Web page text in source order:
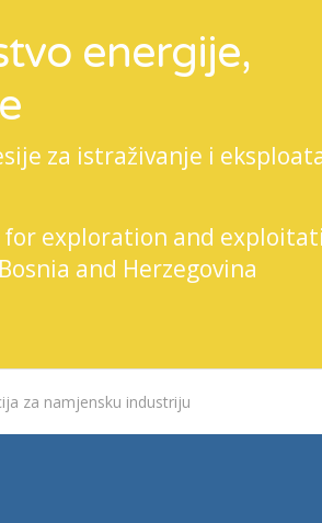
energije,
za istraživanje i
exploration and
and Herzegovina
za namjensku industriju